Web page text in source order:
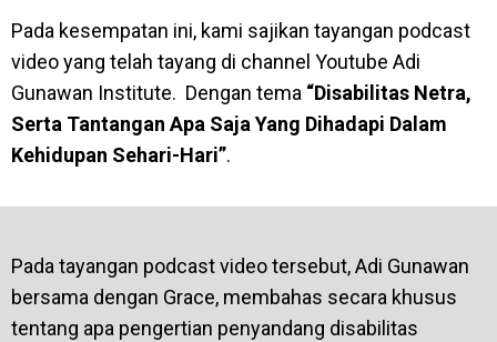
Pada kesempatan ini, kami sajikan tayangan podcast
video yang telah tayang di channel Youtube Adi
Gunawan Institute. Dengan tema “Disabilitas Netra,
Serta Tantangan Apa Saja Yang Dihadapi Dalam
Kehidupan Sehari-Hari”.
Pada tayangan podcast video tersebut, Adi Gunawan
bersama dengan Grace, membahas secara khusus
tentang apa pengertian penyandang disabilitas